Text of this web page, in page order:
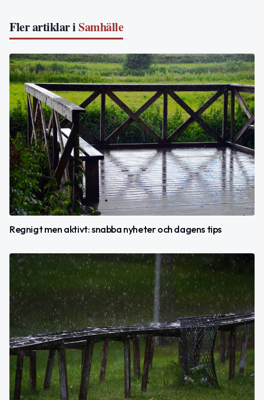
Fler artiklar iSamhälle
Regnigt men aktivt: snabba nyheter och dagens tips